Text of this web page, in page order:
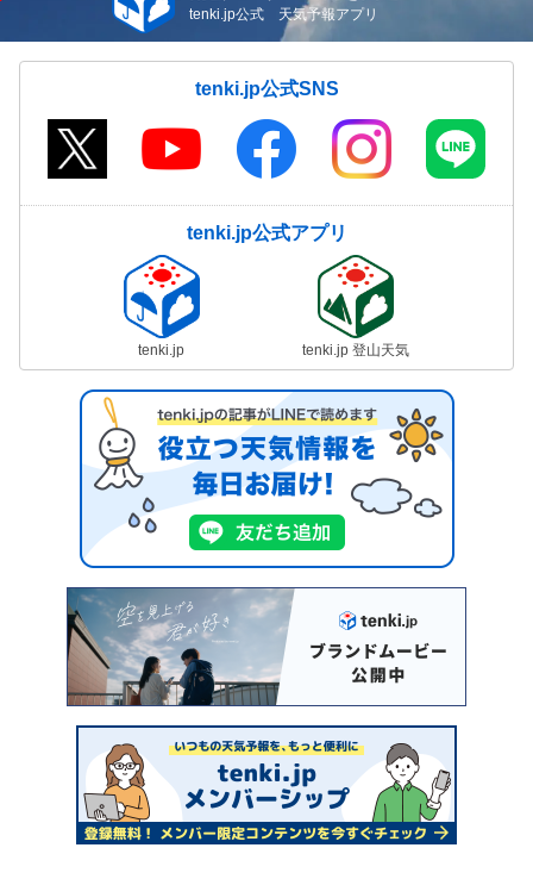
tenki.jp公式 天気予報アプリ
tenki.jp公式SNS
tenki.jp公式アプリ
tenki.jp tenki.jp 登山天気